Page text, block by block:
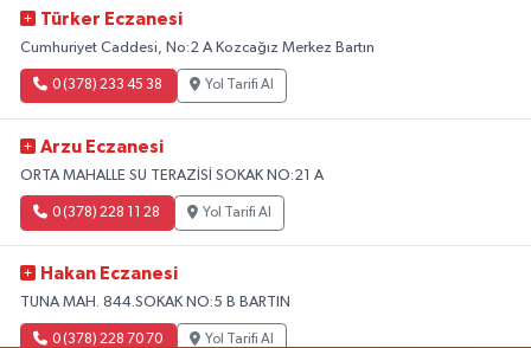
Türker Eczanesi
Cumhuriyet Caddesi, No:2 A Kozcağız Merkez Bartın
0 (378) 233 45 38 Yol Tarifi Al
Arzu Eczanesi
ORTA MAHALLE SU TERAZİSİ SOKAK NO:21 A
0 (378) 228 11 28 Yol Tarifi Al
Hakan Eczanesi
TUNA MAH. 844.SOKAK NO:5 B BARTIN
0 (378) 228 70 70 Yol Tarifi Al